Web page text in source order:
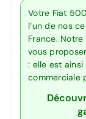
Votre Fiat
l’un de nos
France.
vous
: elle est
commerciale